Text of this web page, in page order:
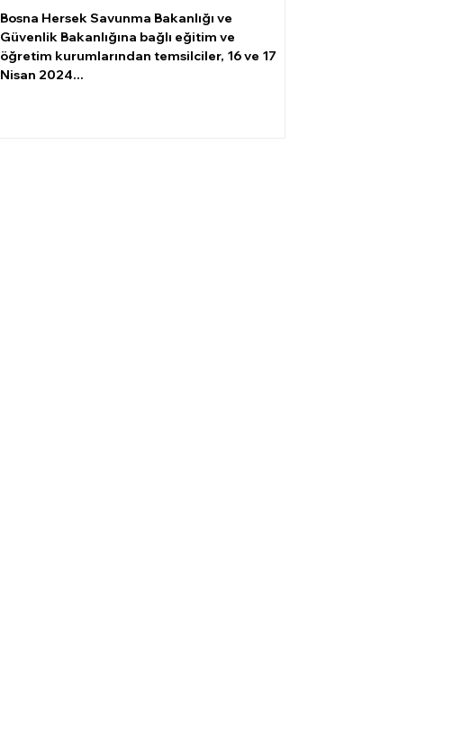
Bosna Hersek Savunma Bakanlığı ve
Güvenlik Bakanlığına bağlı eğitim ve
öğretim kurumlarından temsilciler, 16 ve 17
Nisan 2024...